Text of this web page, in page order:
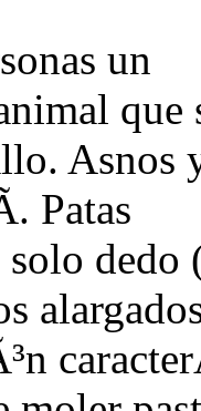
un
que
Asnos
Patas
dedo